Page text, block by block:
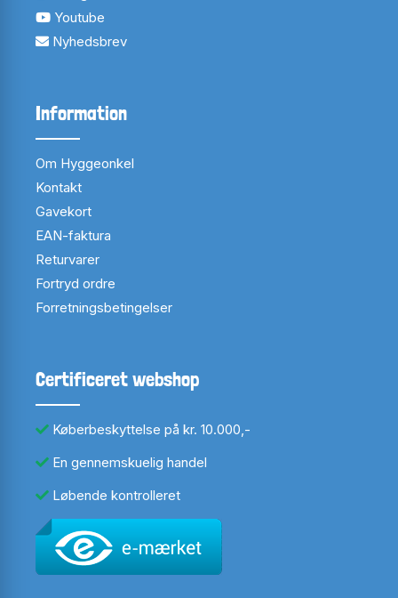
Youtube
Nyhedsbrev
Information
Om Hyggeonkel
Kontakt
Gavekort
EAN-faktura
Returvarer
Fortryd ordre
Forretningsbetingelser
Certificeret webshop
Køberbeskyttelse på kr. 10.000,-
En gennemskuelig handel
Løbende kontrolleret